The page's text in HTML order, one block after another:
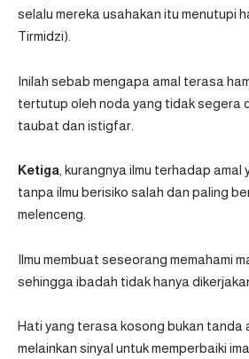
selalu mereka usahakan itu menutupi
Tirmidzi).
Inilah sebab mengapa amal terasa
tertutup oleh noda yang tidak segera
taubat dan istigfar.
Ketiga , kurangnya ilmu terhadap amal
tanpa ilmu berisiko salah dan paling
melenceng.
Ilmu membuat seseorang memahami
sehingga ibadah tidak hanya
Hati yang terasa kosong bukan tanda
melainkan sinyal untuk memperbaiki